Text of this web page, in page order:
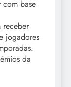
com base
receber
jogadores
da